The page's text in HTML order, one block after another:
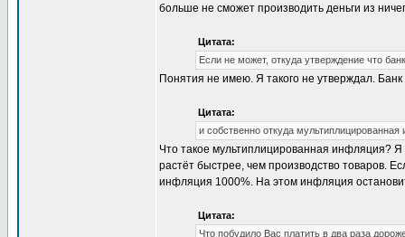
больше не сможет производить деньги из
Цитата:
Если не может, откуда утверждение что
Понятия не имею. Я такого не утверждал.
Цитата:
и собственно откуда мультиплицированная
Что такое мультиплицированная инфляция?
растёт быстрее, чем производство товаров.
инфляция 1000%. На этом инфляция
Цитата:
Что побудило Вас платить в два раза